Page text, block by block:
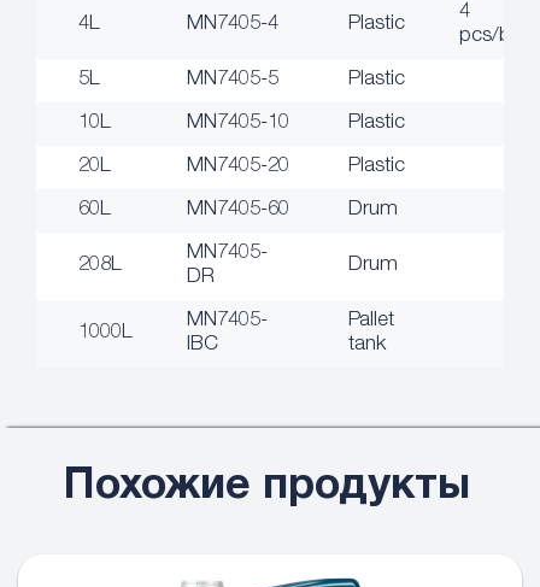
4L MN7405-4 Plastic
4
pcs/box
5L MN7405-5 Plastic
10L MN7405-10 Plastic
20L MN7405-20 Plastic
60L MN7405-60 Drum
208L
MN7405-
DR
Drum
1000L
MN7405-
IBC
Pallet
tank
Похожие продукты